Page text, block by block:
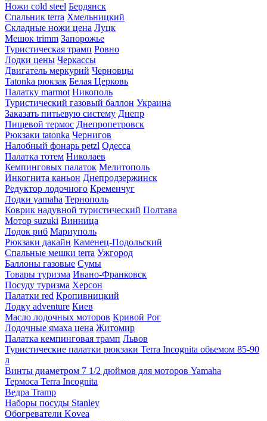
Ножи cold steel Бердянск
Спальник terra Хмельницкий
Складные ножи цена Луцк
Мешок trimm Запорожье
Туристическая трамп Ровно
Лодки цены Черкассы
Двигатель меркурий Черновцы
Tatonka рюкзак Белая Церковь
Палатку marmot Никополь
Туристический газовый баллон Украина
Заказать питьевую систему Днепр
Пищевой термос Днепропетровск
Рюкзаки tatonka Чернигов
Налобный фонарь petzl Одесса
Палатка тотем Николаев
Кемпинговых палаток Мелитополь
Инкогнита каньон Днепродзержинск
Редуктор лодочного Кременчуг
Лодки yamaha Тернополь
Коврик надувной туристический Полтава
Мотор suzuki Винница
Лодок риб Мариуполь
Рюкзаки дакайн Каменец-Подольский
Спальные мешки terra Ужгород
Баллоны газовые Сумы
Товары туризма Ивано-Франковск
Посуду туризма Херсон
Палатки red Кропивницкий
Лодку adventure Киев
Масло лодочных моторов Кривой Рог
Лодочные ямаха цена Житомир
Палатка кемпинговая трамп Львов
Туристические палатки рюкзаки Terra Incognita обьемом 85-90
л
Винты диаметром 7 1/2 дюймов для моторов Yamaha
Термоса Terra Incognita
Ведра Tramp
Наборы посуды Stanley
Обогреватели Kovea